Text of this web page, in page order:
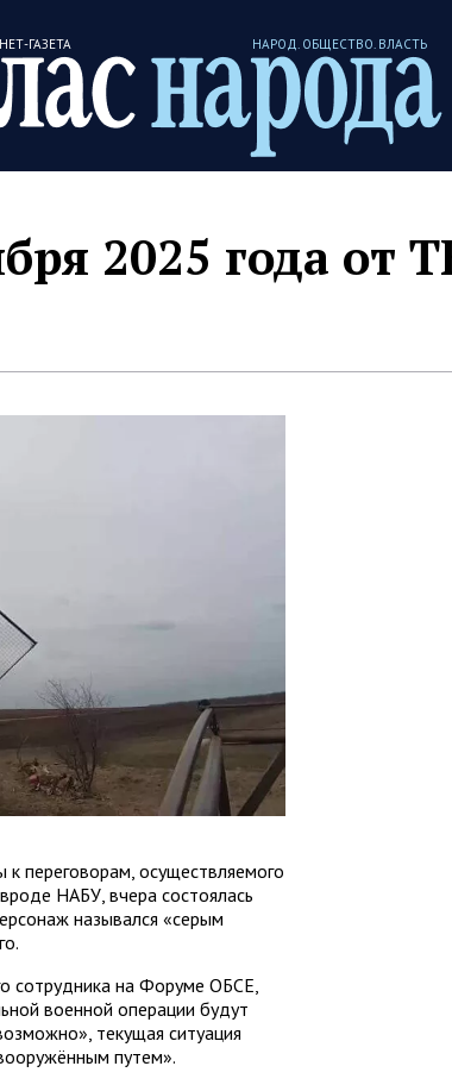
ГАЗЕТА НАРОД. ОБЩЕСТВО. ВЛАСТЬ
2025 года от
переговорам, осуществляемого
НАБУ, вчера состоялась
назывался «серым
сотрудника на Форуме ОБСЕ,
военной операции будут
текущая ситуация
путем».